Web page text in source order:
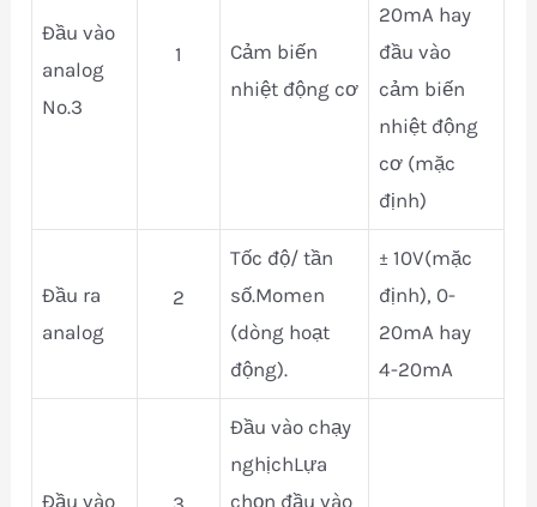
Đầu vào
analog
No.3
1
Cảm biến
nhiệt động cơ
20mA hay
đầu vào
cảm biến
nhiệt động
cơ (mặc
định)
Đầu ra
analog
2
Tốc độ/ tần
số.Momen
(dòng hoạt
động).
± 10V(mặc
định), 0-
20mA hay
4-20mA
Đầu vào
Đầu vào chạy
nghịchLựa
chọn đầu vào